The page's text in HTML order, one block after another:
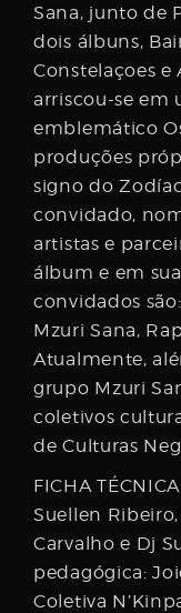
Sana, junto de
dois álbuns,
Constelaçoes e
arriscou-se em
emblemático
produções
signo do
convidado,
artistas e
álbum e em
convidados
Mzuri Sana,
Atualmente,
grupo Mzuri
coletivos
de Culturas
FICHA
Suellen
Carvalho e Dj
pedagógica:
Coletiva